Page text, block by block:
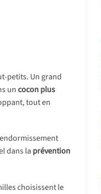
petits. Un grand
uncocon plus
tout en
dans la prévention
choisissent le